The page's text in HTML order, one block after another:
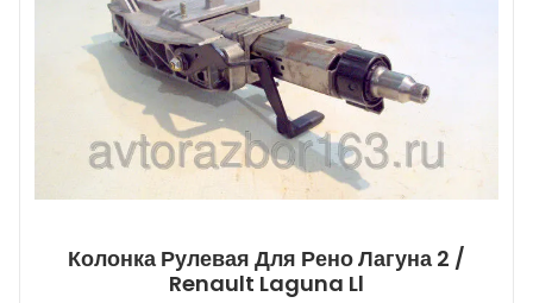
Колонка Рулевая Для Рено Лагуна 2 /
Renault Laguna Ll